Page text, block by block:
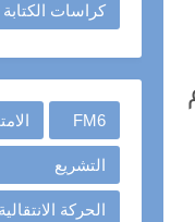
كراسات الكتابة
FM6
التشريع
الحركة الانتقالية